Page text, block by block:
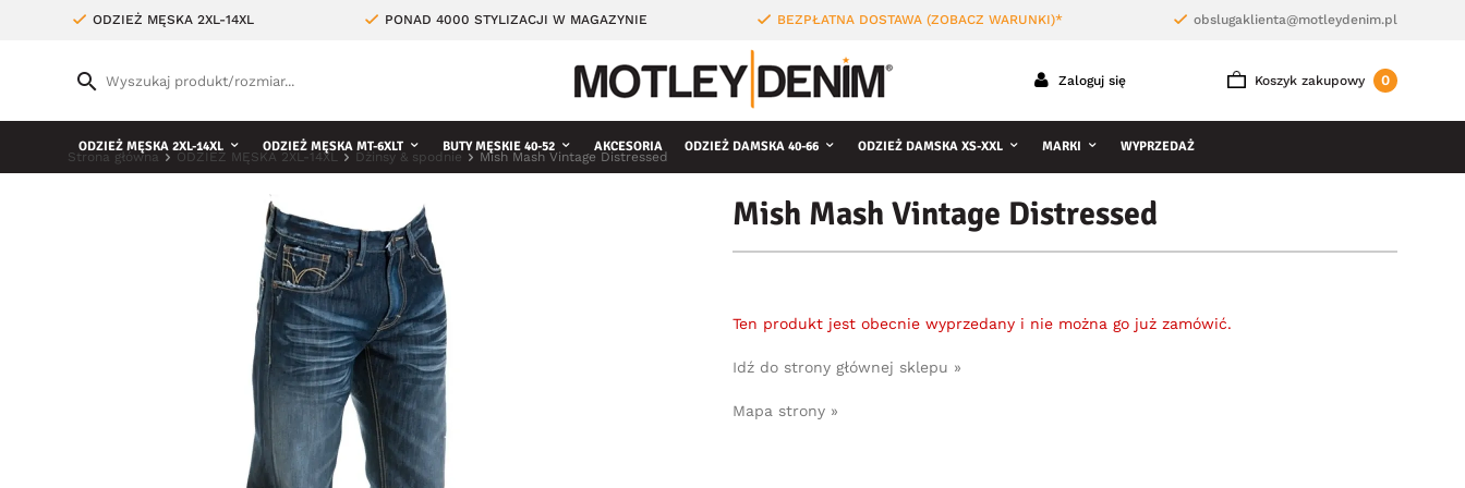
ODZIEŻ MĘSKA 2XL-14XL PONAD 4000 STYLIZACJI W MAGAZYNIE BEZPŁATNA DOSTAWA (ZOBACZ WARUNKI)* obslugaklienta@motleydenim.pl
Koszyk zakupowy 0
Zaloguj się
ODZIEŻ MĘSKA 2XL-14XL ODZIEŻ MĘSKA MT-6XLT BUTY MĘSKIE 40-52 AKCESORIA ODZIEŻ DAMSKA 40-66 ODZIEŻ DAMSKA XS-XXL MARKI WYPRZEDAŻ
Strona główna ODZIEŻ MĘSKA 2XL-14XL Dżinsy & spodnie Mish Mash Vintage Distressed
Mish Mash Vintage Distressed
Ten produkt jest obecnie wyprzedany i nie można go już zamówić.
Idź do strony głównej sklepu »
Mapa strony »